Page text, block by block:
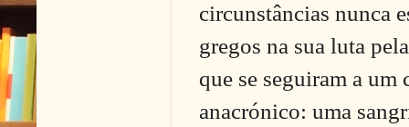
circunstâncias nunca
gregos na sua luta
que se seguiram a
anacrónico: uma